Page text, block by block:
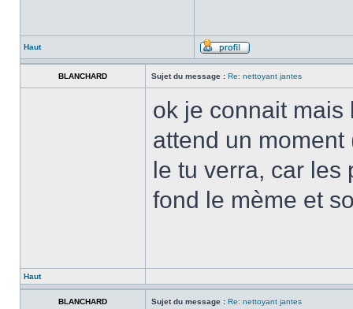
Haut
BLANCHARD Sujet du message : Re: nettoyant jantes
ok je connait mais
attend un
le tu verra, car les
fond le mème et
Haut
BLANCHARD Sujet du message : Re: nettoyant jantes